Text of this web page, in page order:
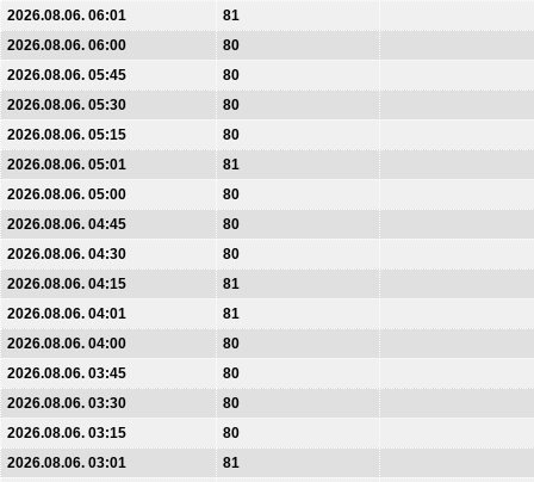
2026.08.06. 06:01
81
2026.08.06. 06:00
80
2026.08.06. 05:45
80
2026.08.06. 05:30
80
2026.08.06. 05:15
80
2026.08.06. 05:01
81
2026.08.06. 05:00
80
2026.08.06. 04:45
80
2026.08.06. 04:30
80
2026.08.06. 04:15
81
2026.08.06. 04:01
81
2026.08.06. 04:00
80
2026.08.06. 03:45
80
2026.08.06. 03:30
80
2026.08.06. 03:15
80
2026.08.06. 03:01
81